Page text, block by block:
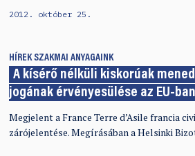
2012. október 25.
HÍREK SZAKMAI ANYAGAINK
A kísérő nélküli kiskorúak
jogának érvényesülése az EU-ban
Megjelent a France Terre d’Asile francia
zárójelentése. Megírásában a Helsinki